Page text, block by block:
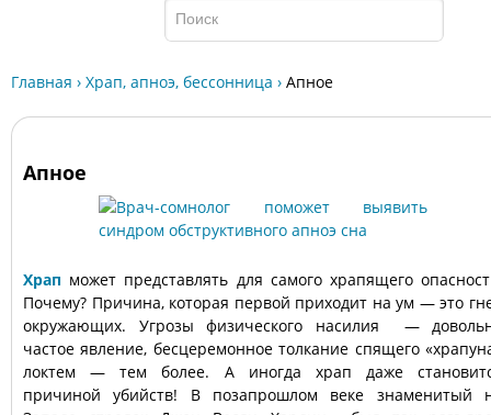
Главная › Храп, апноэ, бессонница › Апное
Апное
Храп может представлять для самого храпящего
Почему? Причина, которая первой приходит на ум — это
окружающих. Угрозы физического насилия —
частое явление, бесцеремонное толкание спящего
локтем — тем более. А иногда храп даже
причиной убийств! В позапрошлом веке знаменитый